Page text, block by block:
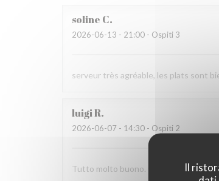
Il
soline C
2026-06-13 - 21:00 - Ospiti 3
serveur très agréable, les plats sont
luigiR
2026-06-07 - 14:30 - Ospiti 2
Tutto molto buono. Carbonade